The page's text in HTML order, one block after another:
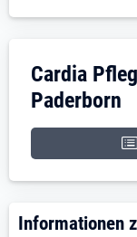
Cardia
Paderborn
Informationen